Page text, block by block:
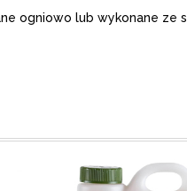
ogniowo lub wykonane ze